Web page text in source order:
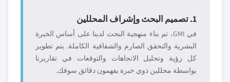
1. تصميم البحث وإشراف المحللين
في GMI، تم بناء منهجية البحث لدينا على أساس الخبرة
البشرية والتحقق الصارم والشفافية الكاملة. يتم تطوير
كل رؤية وتحليل الاتجاهات والتوقعات في تقاريرنا
بواسطة محللين ذوي خبرة يفهمون دقائق سوقك.